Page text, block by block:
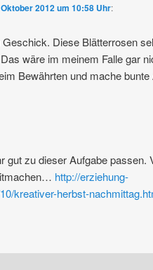
2012 um 10:58 Uhr:
Diese Blätterrosen
wäre im meinem Falle gar
Bewährten und mache
gut zu dieser Aufgabe passen.
http://erziehung-
kreativer-herbst-